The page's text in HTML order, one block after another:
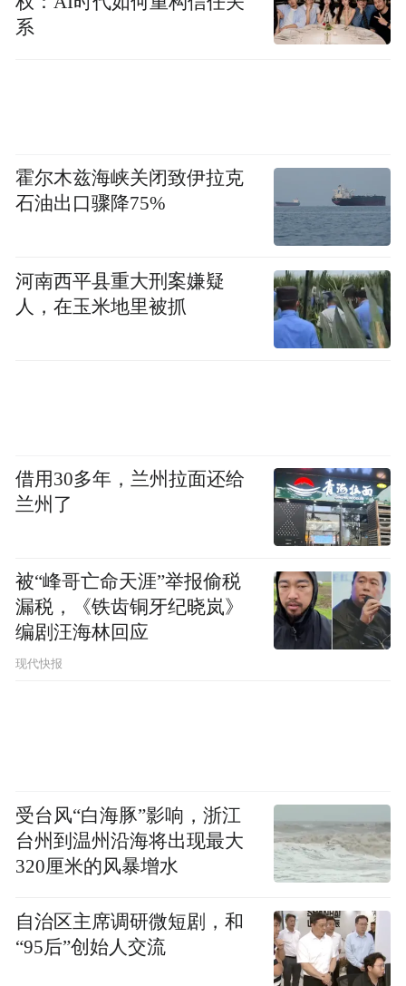
公开资料显示，山姆在中国会员数已超500
城拥有7家“山姆”。
以此为要，可以感知青岛拿下山东首店，其
落脚点考量并非仅在本市，也有把触角延伸
到潍坊、烟台、日照等青岛都市圈内城市的
当然，两大项目建设已来到关键节点，确保
高标准、高质量如期竣工投用才是重中之
“特别声明：以上作品内容(包括在内的视频、图片或音
频)为凤凰网旗下自媒体平台“大风号”用户上传并发
布，本平台仅提供信息存储空间服务。
系
霍尔木兹海峡关闭致伊拉克
石油出口骤降75%
河南西平县重大刑案嫌疑
人，在玉米地里被抓
借用30多年，兰州拉面还给
兰州了
被“峰哥亡命天涯”举报偷税
漏税，《铁齿铜牙纪晓岚》
编剧汪海林回应
现代快报
受台风“白海豚”影响，浙江
台州到温州沿海将出现最大
320厘米的风暴增水
自治区主席调研微短剧，和
“95后”创始人交流